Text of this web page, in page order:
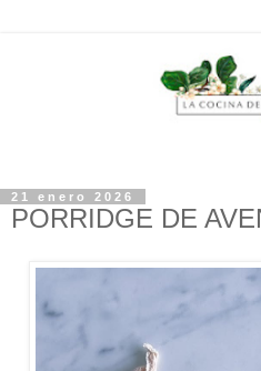
21 enero 2026
PORRIDGE DE